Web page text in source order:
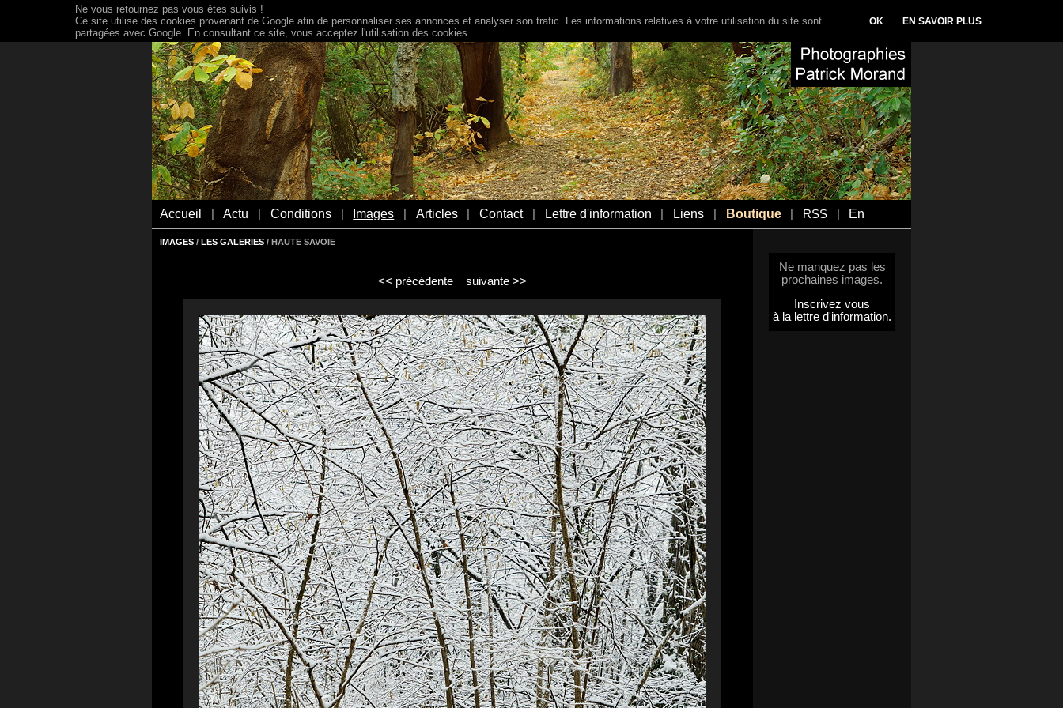
Accueil Actu Conditions Images Articles Contact Lettre d'information Liens Boutique RSS En
IMAGES / LES GALERIES / HAUTE SAVOIE
<< précédente suivante >>
Ne manquez pas les
prochaines images.
Inscrivez vous
à la lettre d'information.
Ne vous retournez pas vous êtes suivis !
Ce site utilise des cookies provenant de Google afin de personnaliser ses annonces et analyser son trafic. Les informations relatives à votre utilisation du site sont
partagées avec Google. En consultant ce site, vous acceptez l'utilisation des cookies.
OK EN SAVOIR PLUS